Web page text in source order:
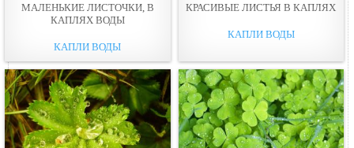
МАЛЕНЬКИЕ ЛИСТОЧКИ, В
КАПЛЯХ ВОДЫ
КАПЛИ ВОДЫ
КРАСИВЫЕ ЛИСТЬЯ В КАПЛЯХ
КАПЛИ ВОДЫ